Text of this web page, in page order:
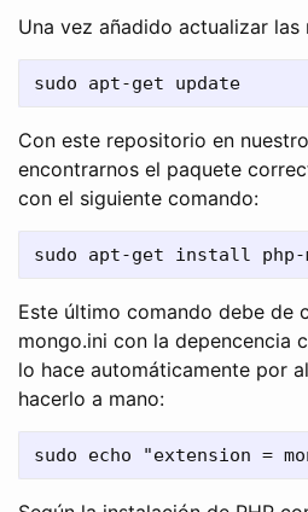
Una vez añadido actualizar
Con este repositorio en
encontrarnos el paquete
con el siguiente comando:
Este último comando debe de
mongo.ini con la depencencia
lo hace automáticamente por
hacerlo a mano: